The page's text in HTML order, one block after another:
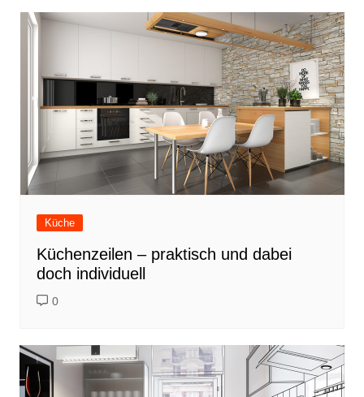
Küche
Küchenzeilen – praktisch und dabei
doch individuell
0